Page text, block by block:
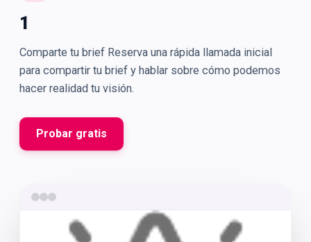
1
Comparte tu brief Reserva una rápida llamada inicial
para compartir tu brief y hablar sobre cómo podemos
hacer realidad tu visión.
Probar gratis